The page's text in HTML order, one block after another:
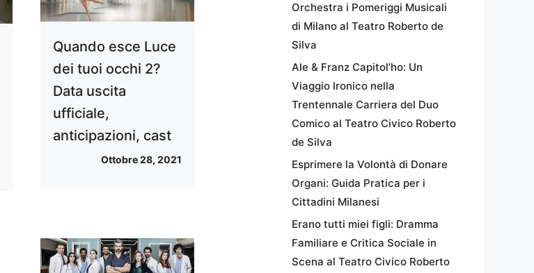
Quando esce Luce
dei tuoi occhi 2?
Data uscita
ufficiale,
anticipazioni, cast
Ottobre 28, 2021
Orchestra i Pomeriggi Musicali
di Milano al Teatro Roberto de
Silva
Ale & Franz Capitol’ho: Un
Viaggio Ironico nella
Trentennale Carriera del Duo
Comico al Teatro Civico Roberto
de Silva
Esprimere la Volontà di Donare
Organi: Guida Pratica per i
Cittadini Milanesi
Erano tutti miei figli: Dramma
Familiare e Critica Sociale in
Scena al Teatro Civico Roberto